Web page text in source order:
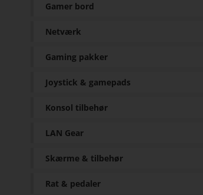
Gamer bord
Netværk
Gaming pakker
Joystick & gamepads
Konsol tilbehør
LAN Gear
Skærme & tilbehør
Rat & pedaler